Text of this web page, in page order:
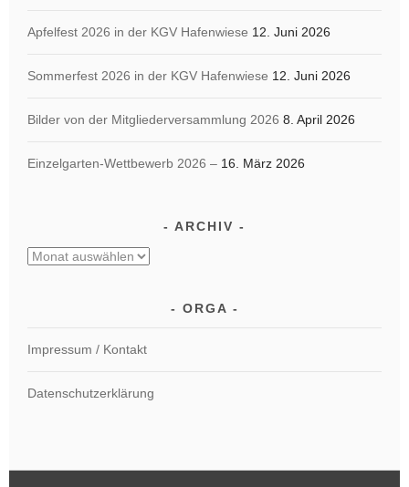
Apfelfest 2026 in der KGV Hafenwiese 12. Juni 2026
Sommerfest 2026 in der KGV Hafenwiese 12. Juni 2026
Bilder von der Mitgliederversammlung 2026 8. April 2026
Einzelgarten-Wettbewerb 2026 – 16. März 2026
ARCHIV
Archiv
ORGA
Impressum / Kontakt
Datenschutzerklärung